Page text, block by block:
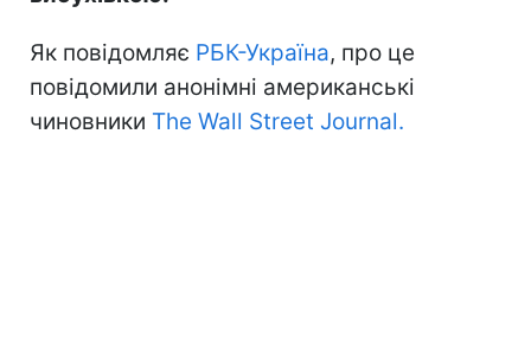
Як повідомляє РБК-Україна, про це
повідомили анонімні американські
чиновники The Wall Street Journal.